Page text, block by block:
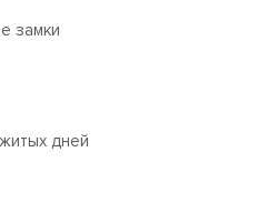
замки
дней